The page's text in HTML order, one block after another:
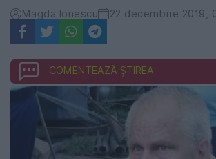
Magda Ionescu 22 decembrie 2019,
COMENTEAZĂ ȘTIREA